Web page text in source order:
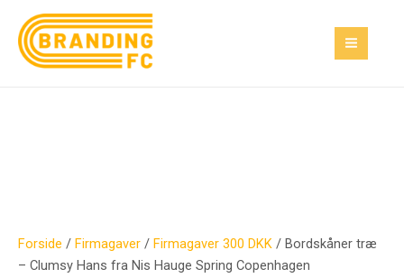
indholdet
Forside / Firmagaver / Firmagaver 300 DKK / Bordskåner træ
– Clumsy Hans fra Nis Hauge Spring Copenhagen
Bordskåner
træ
–